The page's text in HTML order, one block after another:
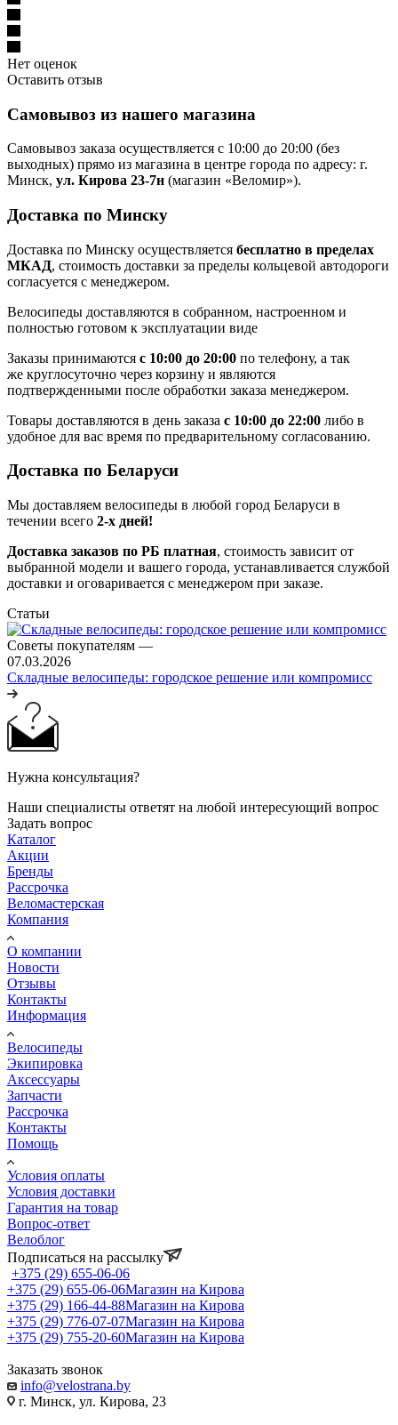
Нет оценок
Оставить отзыв
Самовывоз из нашего магазина
Самовывоз заказа осуществляется с 10:00 до 20:00 (без
выходных) прямо из магазина в центре города по адресу: г.
Минск, ул. Кирова 23-7н (магазин «Веломир»).
Доставка по Минску
Доставка по Минску осуществляется бесплатно в пределах
МКАД, стоимость доставки за пределы кольцевой автодороги
согласуется с менеджером.
Велосипеды доставляются в собранном, настроенном и
полностью готовом к эксплуатации виде
Заказы принимаются с 10:00 до 20:00 по телефону, а так
же круглосуточно через корзину и являются
подтвержденными после обработки заказа менеджером.
Товары доставляются в день заказа с 10:00 до 22:00 либо в
удобное для вас время по предварительному согласованию.
Доставка по Беларуси
Мы доставляем велосипеды в любой город Беларуси в
течении всего 2-х дней!
Доставка заказов по РБ платная, стоимость зависит от
выбранной модели и вашего города, устанавливается службой
доставки и оговаривается с менеджером при заказе.
Статьи
Советы покупателям —
07.03.2026
Складные велосипеды: городское решение или компромисс
Нужна консультация?
Наши специалисты ответят на любой интересующий вопрос
Задать вопрос
Каталог
Акции
Бренды
Рассрочка
Веломастерская
Компания
О компании
Новости
Отзывы
Контакты
Информация
Велосипеды
Экипировка
Аксессуары
Запчасти
Рассрочка
Контакты
Помощь
Условия оплаты
Условия доставки
Гарантия на товар
Вопрос-ответ
Велоблог
Подписаться на рассылку
+375 (29) 655-06-06
+375 (29) 655-06-06Магазин на Кирова
+375 (29) 166-44-88Магазин на Кирова
+375 (29) 776-07-07Магазин на Кирова
+375 (29) 755-20-60Магазин на Кирова
Заказать звонок
info@velostrana.by
г. Минск, ул. Кирова, 23